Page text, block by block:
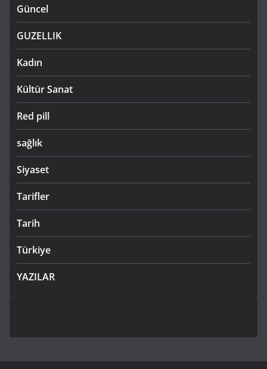
Güncel
GUZELLIK
Kadın
Kültür Sanat
Red pill
sağlık
Siyaset
Tarifler
Tarih
Türkiye
YAZILAR